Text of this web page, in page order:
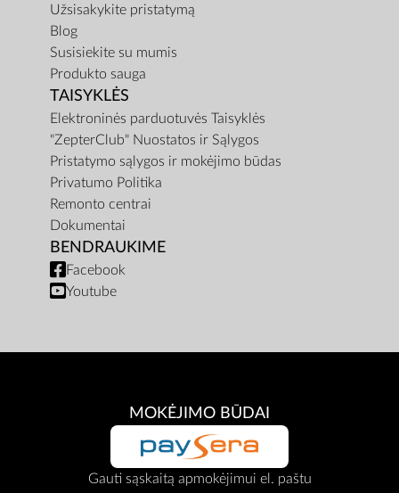
Užsisakykite pristatymą
Blog
Susisiekite su mumis
Produkto sauga
TAISYKLĖS
Elektroninės parduotuvės Taisyklės
"ZepterClub" Nuostatos ir Sąlygos
Pristatymo sąlygos ir mokėjimo būdas
Privatumo Politika
Remonto centrai
Dokumentai
BENDRAUKIME
Facebook
Youtube
MOKĖJIMO BŪDAI
Gauti sąskaitą apmokėjimui el. paštu